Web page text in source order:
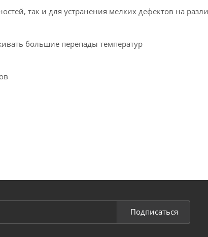
так и для устранения мелких дефектов на
большие перепады температур
Подписаться